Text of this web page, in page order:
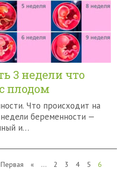
3 недели что
плодом
Что происходит на
беременности —
и…
« ... 2 3 4 5 6